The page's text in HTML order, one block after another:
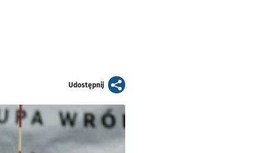
Udostępnijartykuł